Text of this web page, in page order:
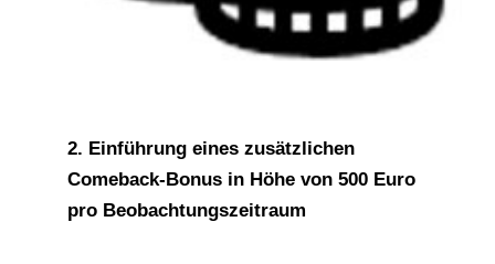
2. Einführung eines zusätzlichen
Comeback-Bonus in Höhe von 500 Euro
pro Beobachtungszeitraum